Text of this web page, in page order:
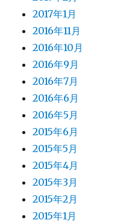
2017年1月
2016年11月
2016年10月
2016年9月
2016年7月
2016年6月
2016年5月
2015年6月
2015年5月
2015年4月
2015年3月
2015年2月
2015年1月